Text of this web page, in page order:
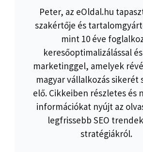
Peter, az eOldal.hu
szakértője és
mint 10 éve
keresőoptimalizálással
marketinggel, amelyek
magyar vállalkozás sikerét
elő. Cikkeiben részletes és
információkat nyújt az
legfrissebb SEO
stratégiákról.